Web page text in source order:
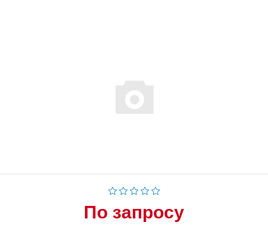
По запросу